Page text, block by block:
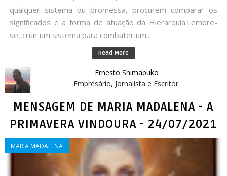
qualquer sistema ou promessa, procurem comparar os
significados e a forma de atuação da Hierarquia.Lembre-
se, criar um sistema para combater um...
Read More
Ernesto Shimabuko
Empresário, Jornalista e Escritor.
MENSAGEM DE MARIA MADALENA - A
PRIMAVERA VINDOURA - 24/07/2021
MARIA MADALENA